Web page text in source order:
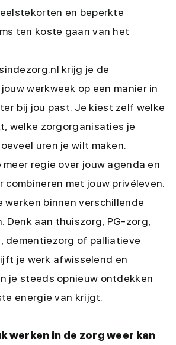
en beperkte
ten koste gaan van het
krijg je de
werkweek op een manier in
bij jou past. Je kiest zelf welke
welke zorgorganisaties je
uren je wilt maken.
regie over jouw agenda en
combineren met jouw privéleven.
werken binnen verschillende
Denk aan thuiszorg, PG-zorg,
dementiezorg of palliatieve
je werk afwisselend en
je steeds opnieuw ontdekken
energie van krijgt.
werken in de zorg weer kan